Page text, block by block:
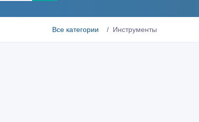
Все категории Инструменты